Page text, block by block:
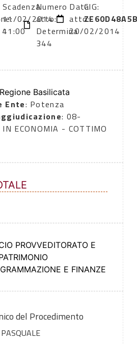
Scadenza:
11/02/2014
11:00
Numero
atto:
Determina
344
Data
atto:
20/02/2014
CIG:
Basilicata
Ente: Potenza
: 08-
ECONOMIA - COTTIMO
PROVVEDITORATO E
E FINANZE
del Procedimento